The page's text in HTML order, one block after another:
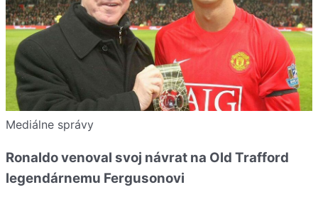
Mediálne správy
Ronaldo venoval svoj návrat na Old Trafford
legendárnemu Fergusonovi